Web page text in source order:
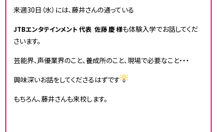
来週30日（水）には、藤井さんの通っている
JTBエンタテインメント 代表 佐藤 慶 様も体験入学でお話してくだ
さいます。
芸能界、声優業界のこと、養成所のこと、現場で必要なこと・・・
興味深いお話をしてくださるはずです
もちろん、藤井さんも来校します。